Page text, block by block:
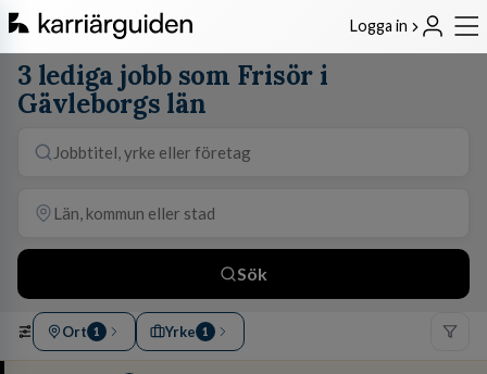
Logga in
3 lediga jobb som Frisör i
Gävleborgs län
Sök
Ort 1 Yrke 1